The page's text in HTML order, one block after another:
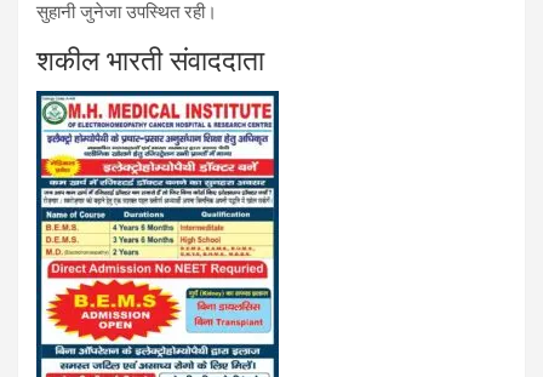
सुहानी जुनेजा उपस्थित रही।
शकील भारती संवाददाता